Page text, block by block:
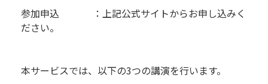
参加申込 ：上記公式サイトからお申し込みく
ださい。
本サービスでは、以下の3つの講演を行います。